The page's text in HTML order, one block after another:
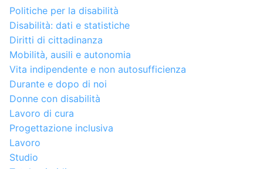
Politiche per la disabilità
Disabilità: dati e statistiche
Diritti di cittadinanza
Mobilità, ausili e autonomia
Vita indipendente e non autosufficienza
Durante e dopo di noi
Donne con disabilità
Lavoro di cura
Progettazione inclusiva
Lavoro
Studio